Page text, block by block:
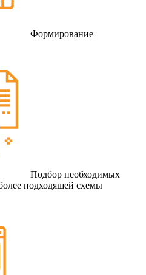
Формирование
Подбор необходимых
подходящей схемы